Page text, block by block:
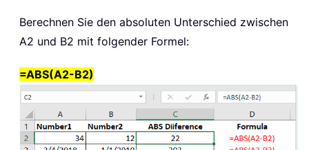
Berechnen Sie den absoluten Unterschied zwischen
A2 und B2 mit folgender Formel:
=ABS(A2-B2)